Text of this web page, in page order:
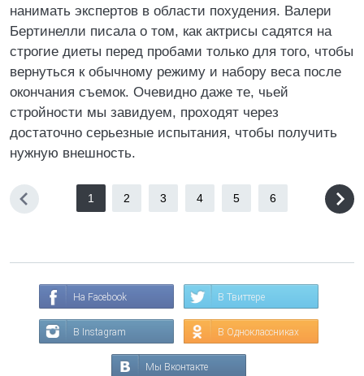
нанимать экспертов в области похудения. Валери
Бертинелли писала о том, как актрисы садятся на
строгие диеты перед пробами только для того, чтобы
вернуться к обычному режиму и набору веса после
окончания съемок. Очевидно даже те, чьей
стройности мы завидуем, проходят через
достаточно серьезные испытания, чтобы получить
нужную внешность.
1 2 3 4 5 6
На Facebook В Твиттере
В Instagram В Одноклассниках
Мы Вконтакте